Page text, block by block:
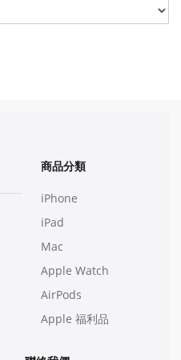
商品分類
iPhone
iPad
Mac
Apple Watch
AirPods
Apple 福利品